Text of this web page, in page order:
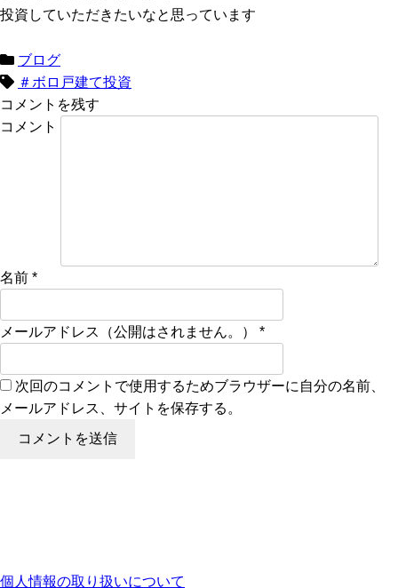
投資していただきたいなと思っています
ブログ
＃ボロ戸建て投資
コメントを残す
コメント
名前 *
メールアドレス（公開はされません。） *
次回のコメントで使用するためブラウザーに自分の名前、
メールアドレス、サイトを保存する。
個人情報の取り扱いについて